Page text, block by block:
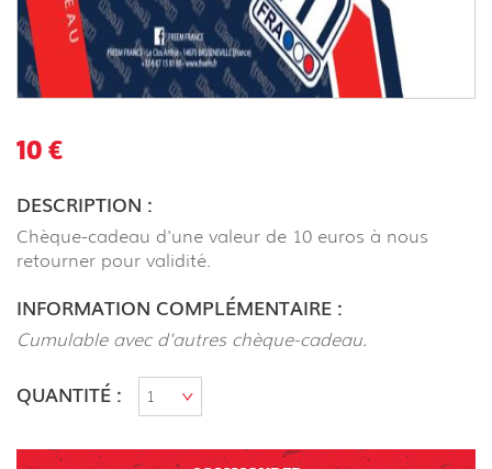
10 €
DESCRIPTION :
Chèque-cadeau d'une valeur de 10 euros à nous
retourner pour validité.
INFORMATION COMPLÉMENTAIRE :
Cumulable avec d'autres chèque-cadeau.
QUANTITÉ :